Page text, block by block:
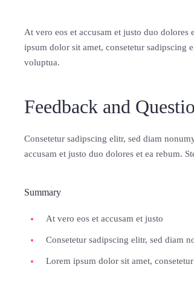
At vero eos et accusam et justo duo dolores
ipsum dolor sit amet, consetetur sadipscing
voluptua.
Feedback and
Consetetur sadipscing elitr, sed diam
accusam et justo duo dolores et ea rebum.
Summary
At vero eos et accusam et justo
Consetetur sadipscing elitr, sed diam
Lorem ipsum dolor sit amet,